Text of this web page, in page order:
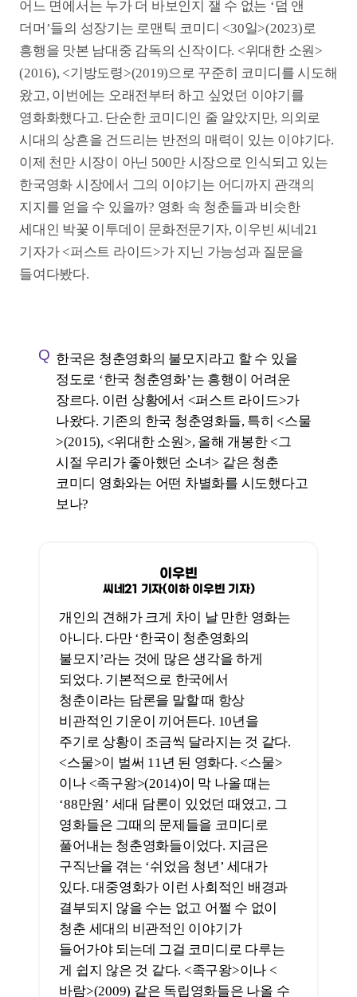
한국영화 시장에서 그의 이야기는 어디까지 관객의
지지를 얻을 수 있을까? 영화 속 청춘들과 비슷한
세대인 박꽃 이투데이 문화전문기자, 이우빈 씨네21
들여다봤다.
Q
정도로 ‘한국 청춘영화’는 흥행이 어려운
장르다. 이런 상황에서 <퍼스트 라이드>가
나왔다. 기존의 한국 청춘영화들, 특히 <스물
>(2015), <위대한 소원>, 올해 개봉한 <그
시절 우리가 좋아했던 소녀> 같은 청춘
코미디 영화와는 어떤 차별화를 시도했다고
보나?
개인의 견해가 크게 차이 날 만한 영화는
아니다. 다만 ‘한국이 청춘영화의
불모지’라는 것에 많은 생각을 하게
되었다. 기본적으로 한국에서
청춘이라는 담론을 말할 때 항상
비관적인 기운이 끼어든다. 10년을
주기로 상황이 조금씩 달라지는 것 같다.
<스물>이 벌써 11년 된 영화다. <스물>
이나 <족구왕>(2014)이 막 나올 때는
구직난을 겪는 ‘쉬었음 청년’ 세대가
있다. 대중영화가 이런 사회적인 배경과
결부되지 않을 수는 없고 어쩔 수 없이
청춘 세대의 비관적인 이야기가
들어가야 되는데 그걸 코미디로 다루는
게 쉽지 않은 것 같다. <족구왕>이나 <
바람>(2009) 같은 독립영화들은 나올 수
있었는데, 상업영화에서는 청춘과
코미디가 잘 조율되기 어렵다는 생각을 <
퍼스트 라이드>를 보면서 다시 한번
했다.
국내 관객들이 대만 청춘영화들을 많이
봤고 흥행도 했다. 대만 청춘스타
왕대륙이 영화제를 통해 내한한 기억도
있고. 그런 작품들을 보면 대부분
로맨스에 약간의 판타지가 섞여 있다.
그게 한국에서는 잘 안 통하는 코드다.
한국 관객들이 로맨스를 별로 안 좋아하고
판타지도 대작들의 예외적인 성공을 빼면
그다지 좋아하지 않는다. 그래도 <퍼스트
박꽃
이투데이 문화전문기자(이하 박꽃 기자)